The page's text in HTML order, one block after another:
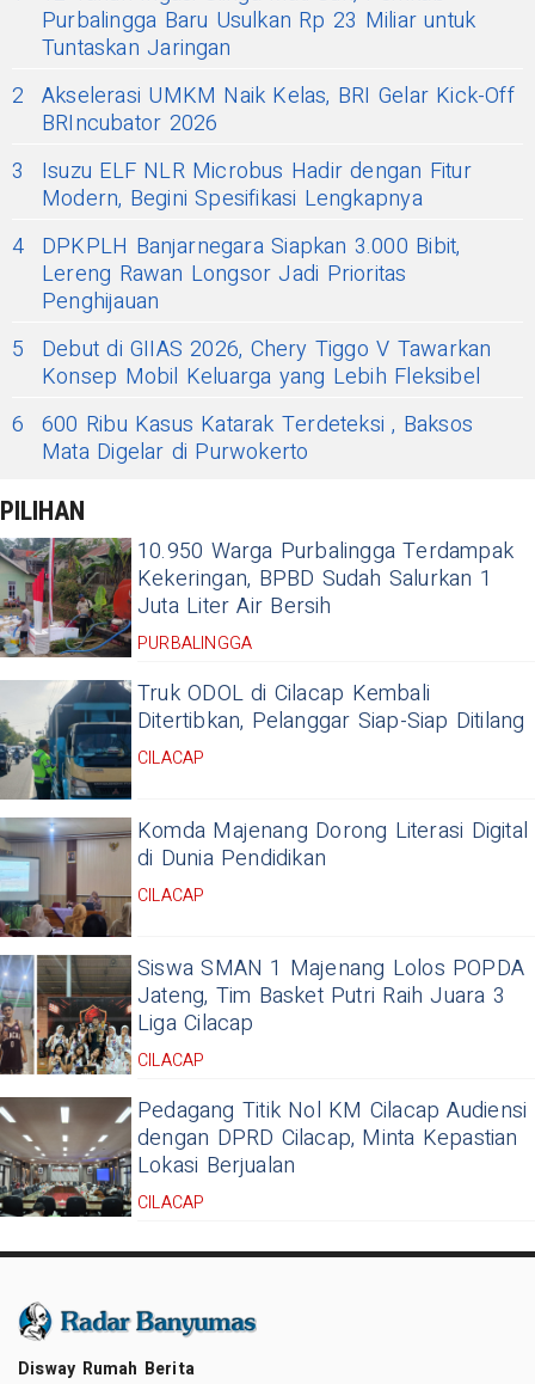
Purbalingga Baru Usulkan Rp 23 Miliar untuk
Tuntaskan Jaringan
2 Akselerasi UMKM Naik Kelas, BRI Gelar Kick-Off
BRIncubator 2026
3
Isuzu ELF NLR Microbus Hadir dengan Fitur
Modern, Begini Spesifikasi Lengkapnya
4 DPKPLH Banjarnegara Siapkan 3.000 Bibit,
Lereng Rawan Longsor Jadi Prioritas
Penghijauan
5
Debut di GIIAS 2026, Chery Tiggo V Tawarkan
Konsep Mobil Keluarga yang Lebih Fleksibel
6 600 Ribu Kasus Katarak Terdeteksi , Baksos
Mata Digelar di Purwokerto
PILIHAN
10.950 Warga Purbalingga Terdampak
Kekeringan, BPBD Sudah Salurkan 1
Juta Liter Air Bersih
PURBALINGGA
Truk ODOL di Cilacap Kembali
Ditertibkan, Pelanggar Siap-Siap Ditilang
CILACAP
Komda Majenang Dorong Literasi Digital
di Dunia Pendidikan
CILACAP
Siswa SMAN 1 Majenang Lolos POPDA
Jateng, Tim Basket Putri Raih Juara 3
Liga Cilacap
CILACAP
Pedagang Titik Nol KM Cilacap Audiensi
dengan DPRD Cilacap, Minta Kepastian
Lokasi Berjualan
CILACAP
Disway Rumah Berita